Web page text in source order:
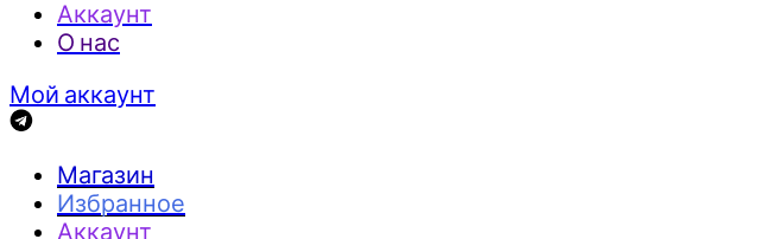
Аккаунт
О нас
Мой аккаунт
Магазин
Избранное
Аккаунт